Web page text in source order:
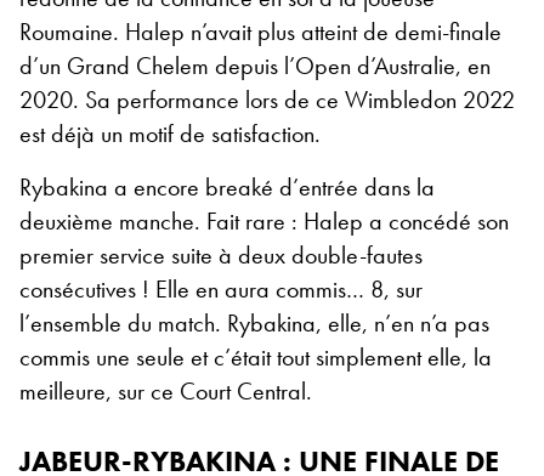
Roumaine. Halep n’avait plus atteint de demi-finale
d’un Grand Chelem depuis l’Open d’Australie, en
2020. Sa performance lors de ce Wimbledon 2022
est déjà un motif de satisfaction.
Rybakina a encore breaké d’entrée dans la
deuxième manche. Fait rare : Halep a concédé son
premier service suite à deux double-fautes
consécutives ! Elle en aura commis… 8, sur
l’ensemble du match. Rybakina, elle, n’en n’a pas
commis une seule et c’était tout simplement elle, la
meilleure, sur ce Court Central.
JABEUR-RYBAKINA : UNE FINALE DE